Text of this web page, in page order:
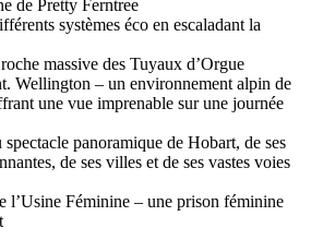
de Pretty Ferntree
systèmes éco en escaladant la
massive des Tuyaux d’Orgue
Wellington – un environnement alpin de
une vue imprenable sur une journée
panoramique de Hobart, de ses
de ses villes et de ses vastes voies
l’Usine Féminine – une prison féminine